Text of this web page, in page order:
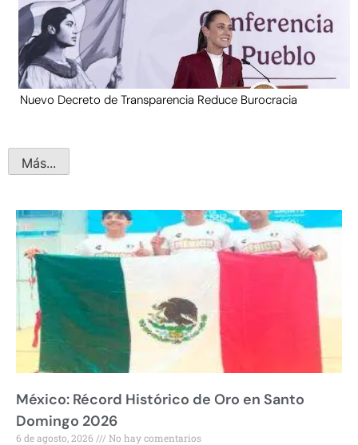
Nuevo Decreto de Transparencia Reduce Burocracia
Más...
México: Récord Histórico de Oro en Santo
Domingo 2026
6 de agosto, 2026 No hay comentarios